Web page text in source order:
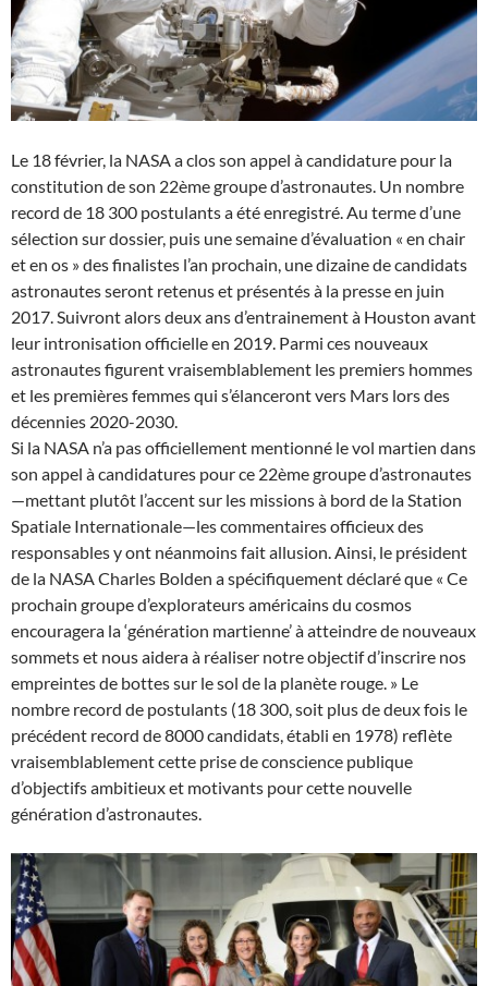
Le 18 février, la NASA a clos son appel à candidature pour la
constitution de son 22ème groupe d’astronautes. Un nombre
record de 18 300 postulants a été enregistré. Au terme d’une
sélection sur dossier, puis une semaine d’évaluation « en chair
et en os » des finalistes l’an prochain, une dizaine de candidats
astronautes seront retenus et présentés à la presse en juin
2017. Suivront alors deux ans d’entrainement à Houston avant
leur intronisation officielle en 2019. Parmi ces nouveaux
astronautes figurent vraisemblablement les premiers hommes
et les premières femmes qui s’élanceront vers Mars lors des
décennies 2020-2030.
Si la NASA n’a pas officiellement mentionné le vol martien dans
son appel à candidatures pour ce 22ème groupe d’astronautes
—mettant plutôt l’accent sur les missions à bord de la Station
Spatiale Internationale—les commentaires officieux des
responsables y ont néanmoins fait allusion. Ainsi, le président
de la NASA Charles Bolden a spécifiquement déclaré que « Ce
prochain groupe d’explorateurs américains du cosmos
encouragera la ‘génération martienne’ à atteindre de nouveaux
sommets et nous aidera à réaliser notre objectif d’inscrire nos
empreintes de bottes sur le sol de la planète rouge. » Le
nombre record de postulants (18 300, soit plus de deux fois le
précédent record de 8000 candidats, établi en 1978) reflète
vraisemblablement cette prise de conscience publique
d’objectifs ambitieux et motivants pour cette nouvelle
génération d’astronautes.